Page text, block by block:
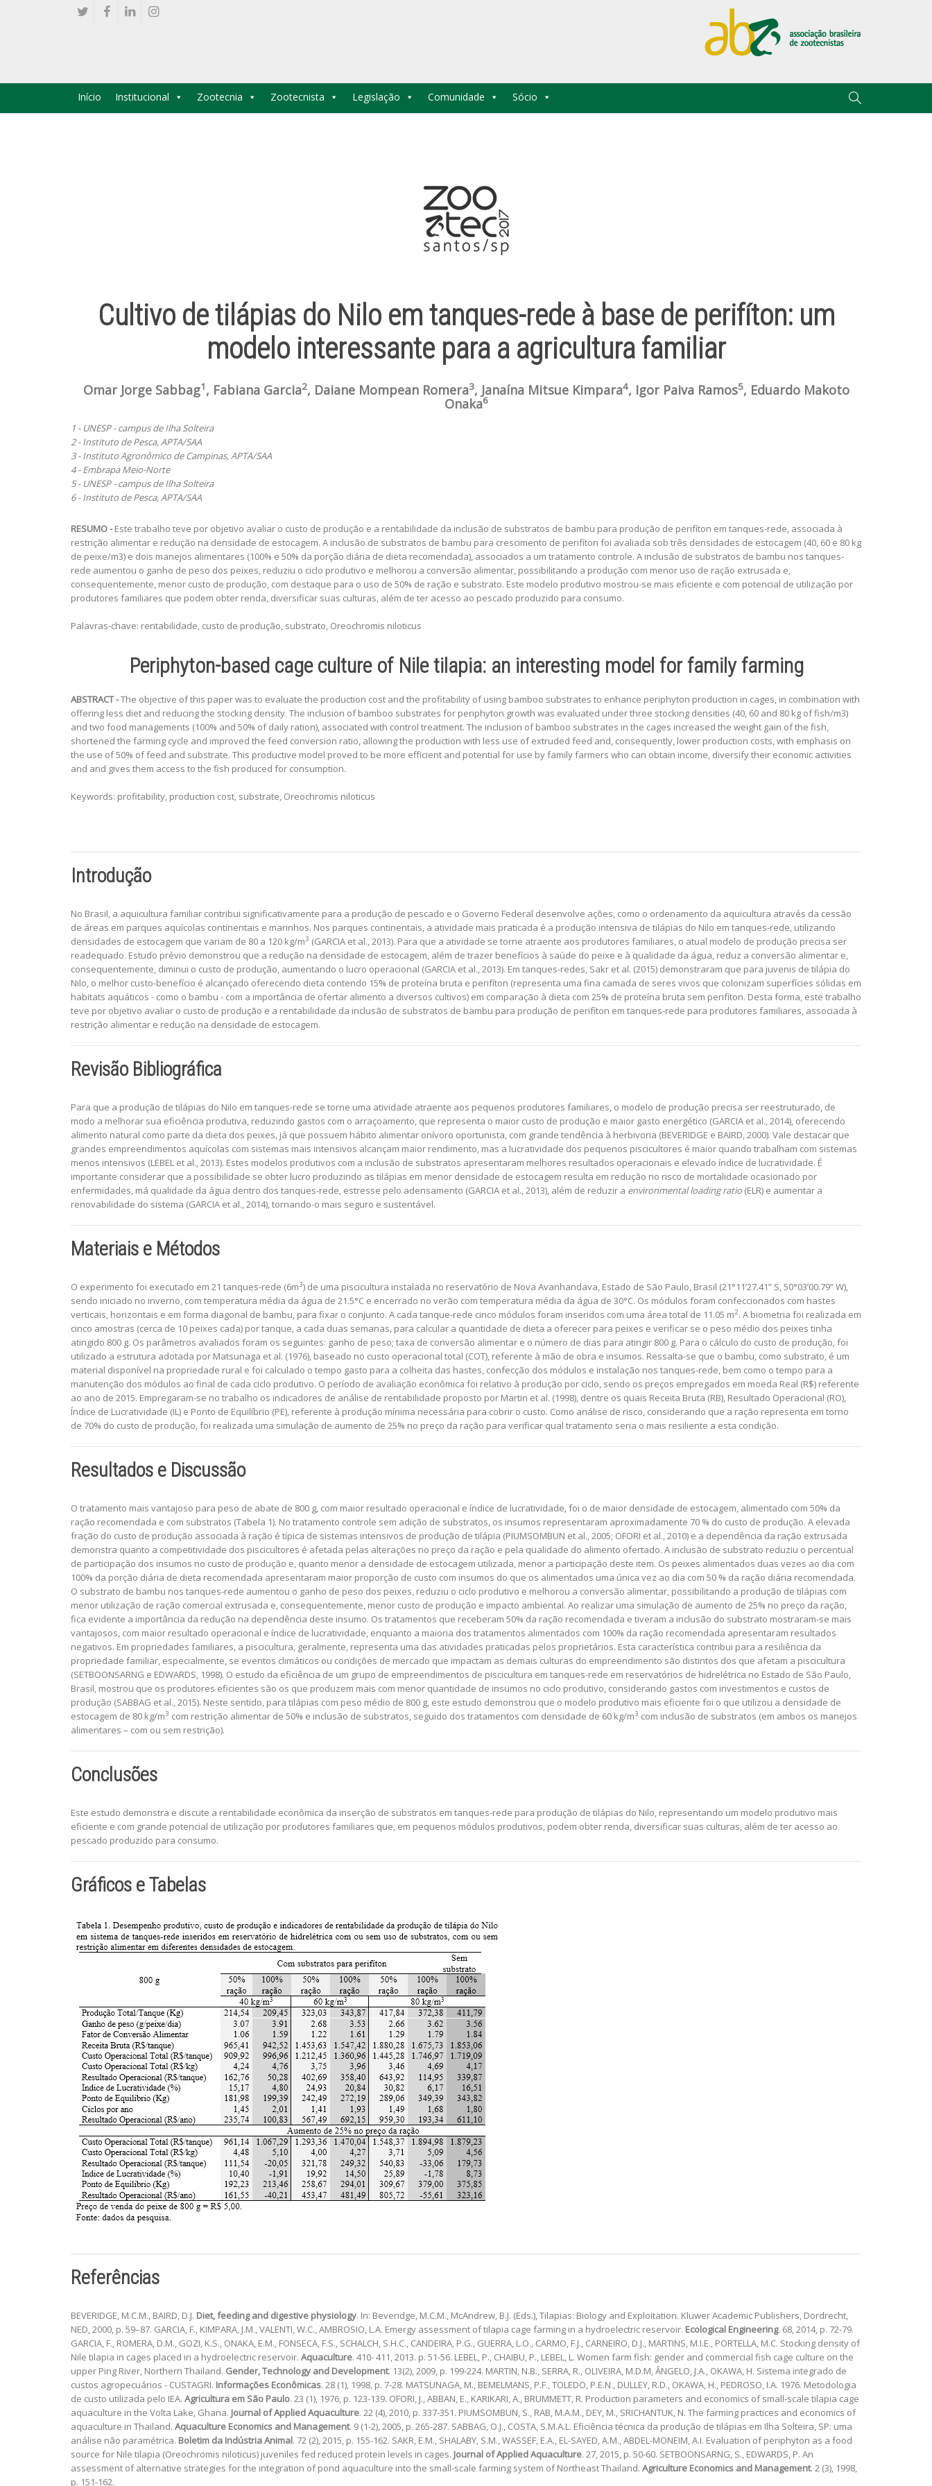
Início Institucional Zootecnia Zootecnista Legislação Comunidade Sócio
Cultivo de tilápias do Nilo em tanques-rede à base de perifíton: um
modelo interessante para a agricultura familiar
Omar Jorge Sabbag1, Fabiana Garcia2, Daiane Mompean Romera3, Janaína Mitsue Kimpara4, Igor Paiva Ramos5, Eduardo Makoto
Onaka6
1 - UNESP - campus de Ilha Solteira
2 - Instituto de Pesca, APTA/SAA
3 - Instituto Agronômico de Campinas, APTA/SAA
4 - Embrapa Meio-Norte
5 - UNESP - campus de Ilha Solteira
6 - Instituto de Pesca, APTA/SAA
RESUMO -Este trabalho teve por objetivo avaliar o custo de produção e a rentabilidade da inclusão de substratos de bambu para produção de perifíton em tanques-rede, associada à
restrição alimentar e redução na densidade de estocagem. A inclusão de substratos de bambu para crescimento de perifíton foi avaliada sob três densidades de estocagem (40, 60 e 80 kg
de peixe/m3) e dois manejos alimentares (100% e 50% da porção diária de dieta recomendada), associados a um tratamento controle. A inclusão de substratos de bambu nos tanques-
rede aumentou o ganho de peso dos peixes, reduziu o ciclo produtivo e melhorou a conversão alimentar, possibilitando a produção com menor uso de ração extrusada e,
consequentemente, menor custo de produção, com destaque para o uso de 50% de ração e substrato. Este modelo produtivo mostrou-se mais eficiente e com potencial de utilização por
produtores familiares que podem obter renda, diversificar suas culturas, além de ter acesso ao pescado produzido para consumo.
Palavras-chave: rentabilidade, custo de produção, substrato, Oreochromis niloticus
Periphyton-based cage culture of Nile tilapia: an interesting model for family farming
ABSTRACT -The objective of this paper was to evaluate the production cost and the profitability of using bamboo substrates to enhance periphyton production in cages, in combination with
offering less diet and reducing the stocking density. The inclusion of bamboo substrates for periphyton growth was evaluated under three stocking densities (40, 60 and 80 kg of fish/m3)
and two food managements (100% and 50% of daily ration), associated with control treatment. The inclusion of bamboo substrates in the cages increased the weight gain of the fish,
shortened the farming cycle and improved the feed conversion ratio, allowing the production with less use of extruded feed and, consequently, lower production costs, with emphasis on
the use of 50% of feed and substrate. This productive model proved to be more efficient and potential for use by family farmers who can obtain income, diversify their economic activities
and and gives them access to the fish produced for consumption.
Keywords: profitability, production cost, substrate, Oreochromis niloticus
Introdução
No Brasil, a aquicultura familiar contribui significativamente para a produção de pescado e o Governo Federal desenvolve ações, como o ordenamento da aquicultura através da cessão
de áreas em parques aquícolas continentais e marinhos. Nos parques continentais, a atividade mais praticada é a produção intensiva de tilápias do Nilo em tanques-rede, utilizando
densidades de estocagem que variam de 80 a 120 kg/m3 (GARCIA et al., 2013). Para que a atividade se torne atraente aos produtores familiares, o atual modelo de produção precisa ser
readequado. Estudo prévio demonstrou que a redução na densidade de estocagem, além de trazer benefícios à saúde do peixe e à qualidade da água, reduz a conversão alimentar e,
consequentemente, diminui o custo de produção, aumentando o lucro operacional (GARCIA et al., 2013). Em tanques-redes, Sakr et al. (2015) demonstraram que para juvenis de tilápia do
Nilo, o melhor custo-benefício é alcançado oferecendo dieta contendo 15% de proteína bruta e perifíton (representa uma fina camada de seres vivos que colonizam superfícies sólidas em
habitats aquáticos - como o bambu - com a importância de ofertar alimento a diversos cultivos) em comparação à dieta com 25% de proteína bruta sem perifíton. Desta forma, este trabalho
teve por objetivo avaliar o custo de produção e a rentabilidade da inclusão de substratos de bambu para produção de perifíton em tanques-rede para produtores familiares, associada à
restrição alimentar e redução na densidade de estocagem.
Revisão Bibliográfica
Para que a produção de tilápias do Nilo em tanques-rede se torne uma atividade atraente aos pequenos produtores familiares, o modelo de produção precisa ser reestruturado, de
modo a melhorar sua eficiência produtiva, reduzindo gastos com o arraçoamento, que representa o maior custo de produção e maior gasto energético (GARCIA et al., 2014), oferecendo
alimento natural como parte da dieta dos peixes, já que possuem hábito alimentar onívoro oportunista, com grande tendência à herbivoria (BEVERIDGE e BAIRD, 2000). Vale destacar que
grandes empreendimentos aquícolas com sistemas mais intensivos alcançam maior rendimento, mas a lucratividade dos pequenos piscicultores é maior quando trabalham com sistemas
menos intensivos (LEBEL et al., 2013). Estes modelos produtivos com a inclusão de substratos apresentaram melhores resultados operacionais e elevado índice de lucratividade. É
importante considerar que a possibilidade se obter lucro produzindo as tilápias em menor densidade de estocagem resulta em redução no risco de mortalidade ocasionado por
enfermidades, má qualidade da água dentro dos tanques-rede, estresse pelo adensamento (GARCIA et al., 2013), além de reduzir a environmental loading ratio (ELR) e aumentar a
renovabilidade do sistema (GARCIA et al., 2014), tornando-o mais seguro e sustentável.
Materiais e Métodos
O experimento foi executado em 21 tanques-rede (6m3) de uma piscicultura instalada no reservatório de Nova Avanhandava, Estado de São Paulo, Brasil (21°11’27.41” S, 50°03’00.79” W),
sendo iniciado no inverno, com temperatura média da água de 21.5°C e encerrado no verão com temperatura média da água de 30°C. Os módulos foram confeccionados com hastes
verticais, horizontais e em forma diagonal de bambu, para fixar o conjunto. A cada tanque-rede cinco módulos foram inseridos com uma área total de 11.05 m2. A biometria foi realizada em
cinco amostras (cerca de 10 peixes cada) por tanque, a cada duas semanas, para calcular a quantidade de dieta a oferecer para peixes e verificar se o peso médio dos peixes tinha
atingido 800 g. Os parâmetros avaliados foram os seguintes: ganho de peso; taxa de conversão alimentar e o número de dias para atingir 800 g. Para o cálculo do custo de produção, foi
utilizado a estrutura adotada por Matsunaga et al. (1976), baseado no custo operacional total (COT), referente à mão de obra e insumos. Ressalta-se que o bambu, como substrato, é um
material disponível na propriedade rural e foi calculado o tempo gasto para a colheita das hastes, confecção dos módulos e instalação nos tanques-rede, bem como o tempo para a
manutenção dos módulos ao final de cada ciclo produtivo. O período de avaliação econômica foi relativo à produção por ciclo, sendo os preços empregados em moeda Real (R$) referente
ao ano de 2015. Empregaram-se no trabalho os indicadores de análise de rentabilidade proposto por Martin et al. (1998), dentre os quais Receita Bruta (RB), Resultado Operacional (RO),
Índice de Lucratividade (IL) e Ponto de Equilíbrio (PE), referente à produção mínima necessária para cobrir o custo. Como análise de risco, considerando que a ração representa em torno
de 70% do custo de produção, foi realizada uma simulação de aumento de 25% no preço da ração para verificar qual tratamento seria o mais resiliente a esta condição.
Resultados e Discussão
O tratamento mais vantajoso para peso de abate de 800 g, com maior resultado operacional e índice de lucratividade, foi o de maior densidade de estocagem, alimentado com 50% da
ração recomendada e com substratos (Tabela 1). No tratamento controle sem adição de substratos, os insumos representaram aproximadamente 70 % do custo de produção. A elevada
fração do custo de produção associada à ração é típica de sistemas intensivos de produção de tilápia (PIUMSOMBUN et al., 2005; OFORI et al., 2010) e a dependência da ração extrusada
demonstra quanto a competitividade dos piscicultores é afetada pelas alterações no preço da ração e pela qualidade do alimento ofertado. A inclusão de substrato reduziu o percentual
de participação dos insumos no custo de produção e, quanto menor a densidade de estocagem utilizada, menor a participação deste item. Os peixes alimentados duas vezes ao dia com
100% da porção diária de dieta recomendada apresentaram maior proporção de custo com insumos do que os alimentados uma única vez ao dia com 50 % da ração diária recomendada.
O substrato de bambu nos tanques-rede aumentou o ganho de peso dos peixes, reduziu o ciclo produtivo e melhorou a conversão alimentar, possibilitando a produção de tilápias com
menor utilização de ração comercial extrusada e, consequentemente, menor custo de produção e impacto ambiental. Ao realizar uma simulação de aumento de 25% no preço da ração,
fica evidente a importância da redução na dependência deste insumo. Os tratamentos que receberam 50% da ração recomendada e tiveram a inclusão do substrato mostraram-se mais
vantajosos, com maior resultado operacional e índice de lucratividade, enquanto a maioria dos tratamentos alimentados com 100% da ração recomendada apresentaram resultados
negativos. Em propriedades familiares, a piscicultura, geralmente, representa uma das atividades praticadas pelos proprietários. Esta característica contribui para a resiliência da
propriedade familiar, especialmente, se eventos climáticos ou condições de mercado que impactam as demais culturas do empreendimento são distintos dos que afetam a piscicultura
(SETBOONSARNG e EDWARDS, 1998). O estudo da eficiência de um grupo de empreendimentos de piscicultura em tanques-rede em reservatórios de hidrelétrica no Estado de São Paulo,
Brasil, mostrou que os produtores eficientes são os que produzem mais com menor quantidade de insumos no ciclo produtivo, considerando gastos com investimentos e custos de
produção (SABBAG et al., 2015). Neste sentido, para tilápias com peso médio de 800 g, este estudo demonstrou que o modelo produtivo mais eficiente foi o que utilizou a densidade de
estocagem de 80 kg/m3 com restrição alimentar de 50% e inclusão de substratos, seguido dos tratamentos com densidade de 60 kg/m3 com inclusão de substratos (em ambos os manejos
alimentares – com ou sem restrição).
Conclusões
Este estudo demonstra e discute a rentabilidade econômica da inserção de substratos em tanques-rede para produção de tilápias do Nilo, representando um modelo produtivo mais
eficiente e com grande potencial de utilização por produtores familiares que, em pequenos módulos produtivos, podem obter renda, diversificar suas culturas, além de ter acesso ao
pescado produzido para consumo.
Gráficos e Tabelas
Referências
BEVERIDGE, M.C.M., BAIRD, D.J. Diet, feeding and digestive physiology. In: Beveridge, M.C.M., McAndrew, B.J. (Eds.), Tilapias: Biology and Exploitation. Kluwer Academic Publishers, Dordrecht,
NED, 2000, p. 59–87. GARCIA, F., KIMPARA, J.M., VALENTI, W.C., AMBROSIO, L.A. Emergy assessment of tilapia cage farming in a hydroelectric reservoir. Ecological Engineering. 68, 2014, p. 72-79.
GARCIA, F., ROMERA, D.M., GOZI, K.S., ONAKA, E.M., FONSECA, F.S., SCHALCH, S.H.C., CANDEIRA, P.G., GUERRA, L.O., CARMO, F.J., CARNEIRO, D.J., MARTINS, M.I.E., PORTELLA, M.C. Stocking density of
Nile tilapia in cages placed in a hydroelectric reservoir. Aquaculture. 410- 411, 2013. p. 51-56. LEBEL, P., CHAIBU, P., LEBEL, L. Women farm fish: gender and commercial fish cage culture on the
upper Ping River, Northern Thailand. Gender, Technology and Development. 13(2), 2009, p. 199-224. MARTIN, N.B., SERRA, R., OLIVEIRA, M.D.M, ÂNGELO, J.A., OKAWA, H. Sistema integrado de
custos agropecuários - CUSTAGRI. Informações Econômicas. 28 (1), 1998, p. 7-28. MATSUNAGA, M., BEMELMANS, P.F., TOLEDO, P.E.N., DULLEY, R.D., OKAWA, H., PEDROSO, I.A. 1976. Metodologia
de custo utilizada pelo IEA. Agricultura em São Paulo. 23 (1), 1976, p. 123-139. OFORI, J., ABBAN, E., KARIKARI, A., BRUMMETT, R. Production parameters and economics of small-scale tilapia cage
aquaculture in the Volta Lake, Ghana. Journal of Applied Aquaculture. 22 (4), 2010, p. 337-351. PIUMSOMBUN, S., RAB, M.A.M., DEY, M., SRICHANTUK, N. The farming practices and economics of
aquaculture in Thailand. Aquaculture Economics and Management. 9 (1-2), 2005, p. 265-287. SABBAG, O.J., COSTA, S.M.A.L. Eficiência técnica da produção de tilápias em Ilha Solteira, SP: uma
análise não paramétrica. Boletim da Indústria Animal. 72 (2), 2015, p. 155-162. SAKR, E.M., SHALABY, S.M., WASSEF, E.A., EL-SAYED, A.M., ABDEL-MONEIM, A.I. Evaluation of periphyton as a food
source for Nile tilapia (Oreochromis niloticus) juveniles fed reduced protein levels in cages. Journal of Applied Aquaculture. 27, 2015, p. 50-60. SETBOONSARNG, S., EDWARDS, P. An
assessment of alternative strategies for the integration of pond aquaculture into the small-scale farming system of Northeast Thailand. Agriculture Economics and Management. 2 (3), 1998,
p. 151-162.